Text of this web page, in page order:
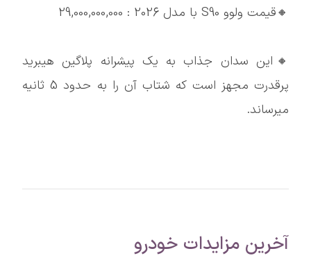
🔸قیمت ولوو S90 با مدل 2026 : 29,000,000,000
🔸این سدان جذاب به یک پیشرانه پلاگین هیبرید
پرقدرت مجهز است که شتاب آن را به حدود 5 ثانیه
میرساند.
آخرین مزایدات خودرو